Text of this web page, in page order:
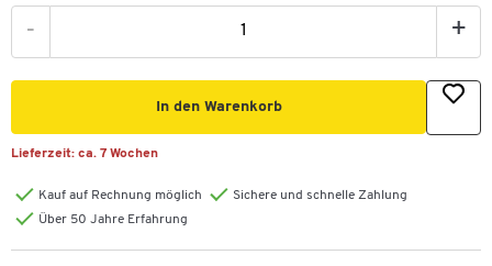
- +
In den Warenkorb
Lieferzeit: ca. 7 Wochen
Kauf auf Rechnung möglich
Sichere und schnelle Zahlung
Über 50 Jahre Erfahrung